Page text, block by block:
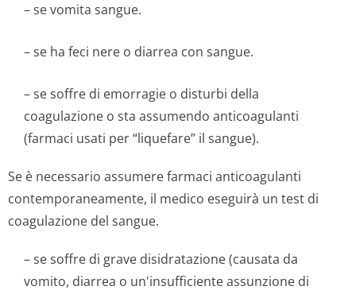
– se vomita sangue.
– se ha feci nere o diarrea con sangue.
– se soffre di emorragie o disturbi della
coagulazione o sta assumendo anticoagulanti
(farmaci usati per “liquefare” il sangue).
Se è necessario assumere farmaci anticoagulanti
contemporaneamente, il medico eseguirà un test di
coagulazione del sangue.
– se soffre di grave disidratazione (causata da
vomito, diarrea o un'insufficiente assunzione di